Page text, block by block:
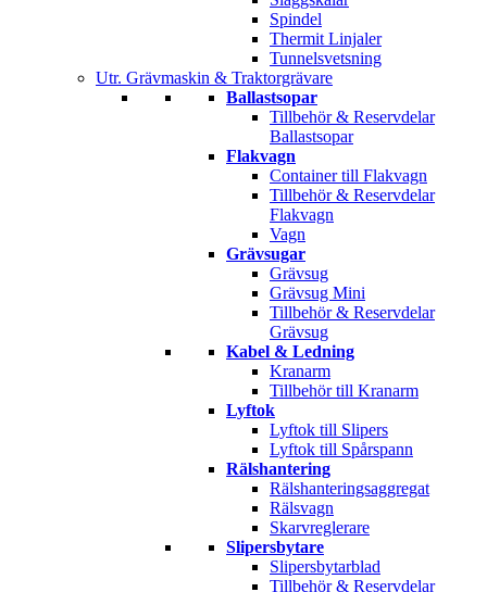
Spindel
Thermit Linjaler
Tunnelsvetsning
Utr. Grävmaskin & Traktorgrävare
Ballastsopar
Tillbehör & Reservdelar
Ballastsopar
Flakvagn
Container till Flakvagn
Tillbehör & Reservdelar
Flakvagn
Vagn
Grävsugar
Grävsug
Grävsug Mini
Tillbehör & Reservdelar
Grävsug
Kabel & Ledning
Kranarm
Tillbehör till Kranarm
Lyftok
Lyftok till Slipers
Lyftok till Spårspann
Rälshantering
Rälshanteringsaggregat
Rälsvagn
Skarvreglerare
Slipersbytare
Slipersbytarblad
Tillbehör & Reservdelar